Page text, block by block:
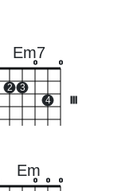
Em7
2 3
o
4
o
Em
o o o